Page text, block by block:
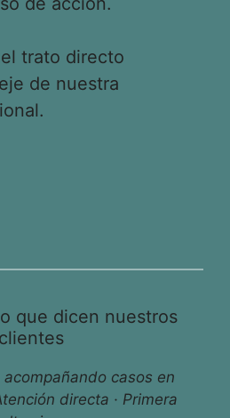
trato directo
de nuestra
que dicen nuestros
clientes
casos en
directa · Primera